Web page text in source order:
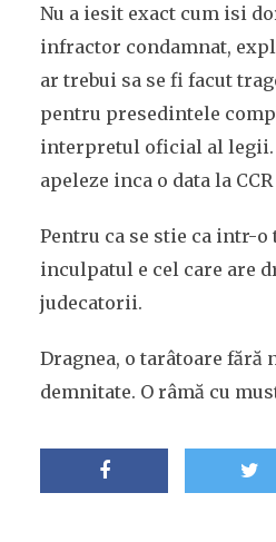
Nu a iesit exact cum isi
infractor condamnat,
ar trebui sa se fi facut
pentru presedintele
interpretul oficial al legii.
apeleze inca o data la
Pentru ca se stie ca intr-
inculpatul e cel care are
judecatorii.
Dragnea, o tarâtoare fără
demnitate. O râmă cu